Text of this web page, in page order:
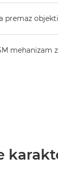
premaz
mehanizam